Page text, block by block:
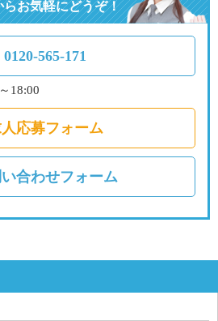
お気軽にどうぞ！
0120-565-171
18:00
応募フォーム
合わせフォーム